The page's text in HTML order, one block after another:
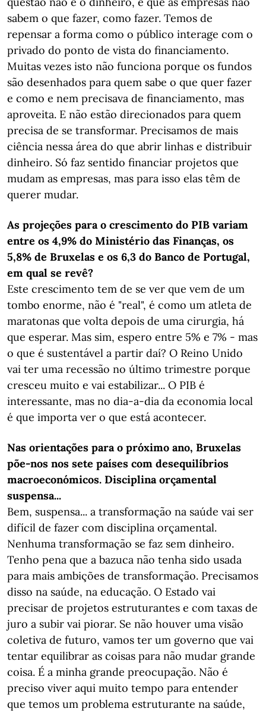
sabem o que fazer, como fazer. Temos de
repensar a forma como o público interage com o
privado do ponto de vista do financiamento.
Muitas vezes isto não funciona porque os fundos
são desenhados para quem sabe o que quer fazer
e como e nem precisava de financiamento, mas
aproveita. E não estão direcionados para quem
precisa de se transformar. Precisamos de mais
ciência nessa área do que abrir linhas e distribuir
dinheiro. Só faz sentido financiar projetos que
mudam as empresas, mas para isso elas têm de
querer mudar.
As projeções para o crescimento do PIB variam
entre os 4,9% do Ministério das Finanças, os
5,8% de Bruxelas e os 6,3 do Banco de Portugal,
em qual se revê?
Este crescimento tem de se ver que vem de um
tombo enorme, não é "real", é como um atleta de
maratonas que volta depois de uma cirurgia, há
que esperar. Mas sim, espero entre 5% e 7% - mas
o que é sustentável a partir daí? O Reino Unido
vai ter uma recessão no último trimestre porque
cresceu muito e vai estabilizar... O PIB é
interessante, mas no dia-a-dia da economia local
é que importa ver o que está acontecer.
Nas orientações para o próximo ano, Bruxelas
põe-nos nos sete países com desequilíbrios
macroeconómicos. Disciplina orçamental
suspensa...
Bem, suspensa... a transformação na saúde vai ser
difícil de fazer com disciplina orçamental.
Nenhuma transformação se faz sem dinheiro.
Tenho pena que a bazuca não tenha sido usada
para mais ambições de transformação. Precisamos
disso na saúde, na educação. O Estado vai
precisar de projetos estruturantes e com taxas de
juro a subir vai piorar. Se não houver uma visão
coletiva de futuro, vamos ter um governo que vai
tentar equilibrar as coisas para não mudar grande
coisa. É a minha grande preocupação. Não é
preciso viver aqui muito tempo para entender
que temos um problema estruturante na saúde,